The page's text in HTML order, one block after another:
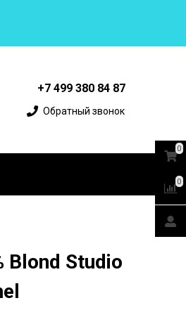
+7 499 380 84 87
Обратный звонок
Blond Studio
0
0